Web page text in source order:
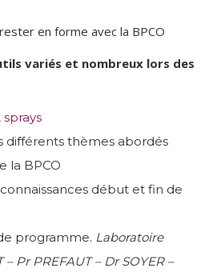
en forme avec la BPCO
variés et nombreux lors des
sprays
différents thèmes abordés
la BPCO
début et fin de
programme. Laboratoire
Pr PREFAUT – Dr SOYER –